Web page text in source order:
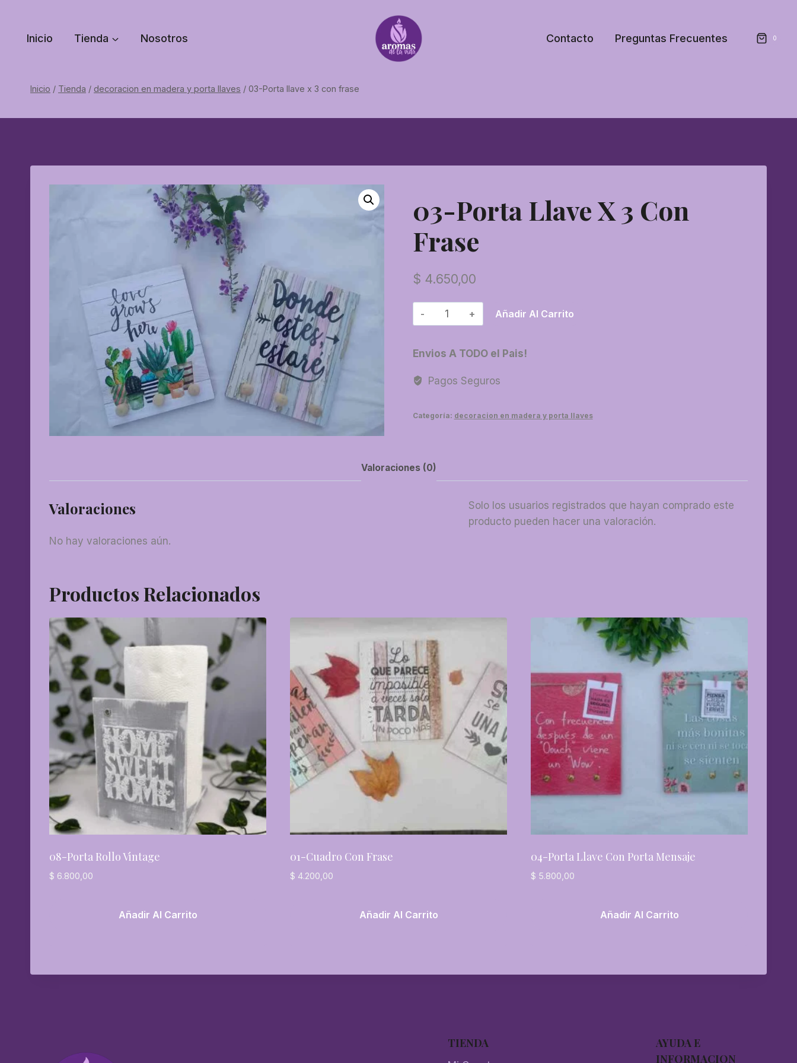
contenido
Inicio Tienda Nosotros Contacto Preguntas Frecuentes 0
Inicio / Tienda / decoracion en madera y porta llaves / 03-Porta llave x 3 con frase
03-Porta Llave X 3 Con
Frase
$ 4.650,00
03-
Porta
x
con
cantidad
Añadir Al Carrito
Envios A TODO el Pais!
Pagos Seguros
Categoría: decoracion en madera y porta llaves
Valoraciones (0)
Valoraciones
No hay valoraciones aún.
Solo los usuarios registrados que hayan comprado este
producto pueden hacer una valoración.
Productos Relacionados
08-Porta Rollo Vintage
$ 6.800,00
Añadir Al Carrito
01-Cuadro Con Frase
$ 4.200,00
Añadir Al Carrito
04-Porta Llave Con Porta Mensaje
$ 5.800,00
Añadir Al Carrito
TIENDA
AYUDA E
INFORMACION